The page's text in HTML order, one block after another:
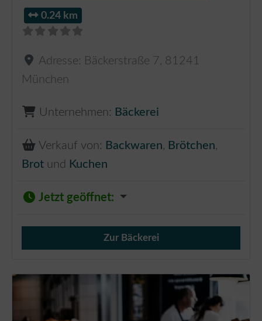
0.24 km
Adresse: Bäckerstraße 7, 81241
München
Unternehmen: Bäckerei
Verkauf von: Backwaren, Brötchen,
Brot und Kuchen
Jetzt geöffnet:
Verkauf von Brötchen,
Zur Bäckerei